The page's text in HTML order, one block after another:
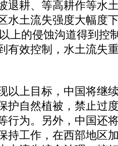
退耕、等高耕作等水
水土流失强度大幅度
上的侵蚀沟道得到控
有效控制，水土流失
上目标，中国将继
护自然植被，禁止过
行为。另外，中国还
持工作，在西部地区